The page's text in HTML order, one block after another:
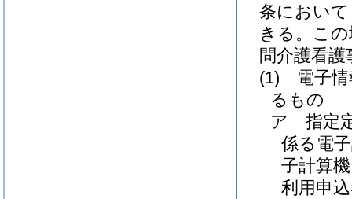
条におい
きる。 こ
問介護看
(1)
電子
るもの
ア
指定
係る電
子計算
利用申